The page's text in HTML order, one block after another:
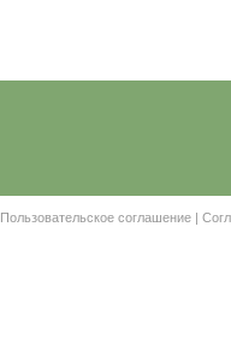
Пользовательское соглашение |